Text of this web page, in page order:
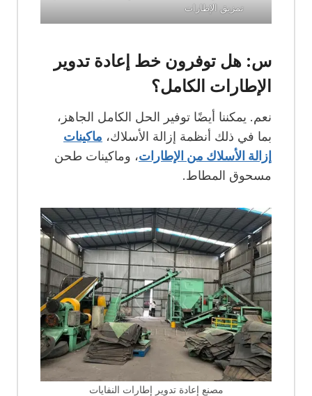
تمزيق الإطارات
س: هل توفرون خط إعادة تدوير
الإطارات الكامل؟
نعم. يمكننا أيضًا توفير الحل الكامل الجاهز،
بما في ذلك أنظمة إزالة الأسلاك، ماكينات
إزالة الأسلاك من الإطارات، وماكينات طحن
مسحوق المطاط.
مصنع إعادة تدوير إطارات النفايات